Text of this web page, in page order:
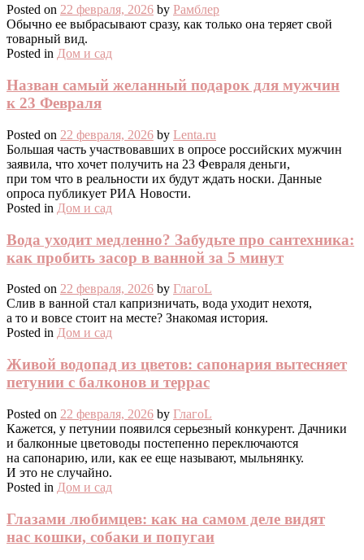
Posted on 22 февраля, 2026 by Рамблер
Обычно ее выбрасывают сразу, как только она теряет свой
товарный вид.
Posted in Дом и сад
Назван самый желанный подарок для мужчин
к 23 Февраля
Posted on 22 февраля, 2026 by Lenta.ru
Большая часть участвовавших в опросе российских мужчин
заявила, что хочет получить на 23 Февраля деньги,
при том что в реальности их будут ждать носки. Данные
опроса публикует РИА Новости.
Posted in Дом и сад
Вода уходит медленно? Забудьте про сантехника:
как пробить засор в ванной за 5 минут
Posted on 22 февраля, 2026 by ГлагоL
Слив в ванной стал капризничать, вода уходит нехотя,
а то и вовсе стоит на месте? Знакомая история.
Posted in Дом и сад
Живой водопад из цветов: сапонария вытесняет
петунии с балконов и террас
Posted on 22 февраля, 2026 by ГлагоL
Кажется, у петунии появился серьезный конкурент. Дачники
и балконные цветоводы постепенно переключаются
на сапонарию, или, как ее еще называют, мыльнянку.
И это не случайно.
Posted in Дом и сад
Глазами любимцев: как на самом деле видят
нас кошки, собаки и попугаи